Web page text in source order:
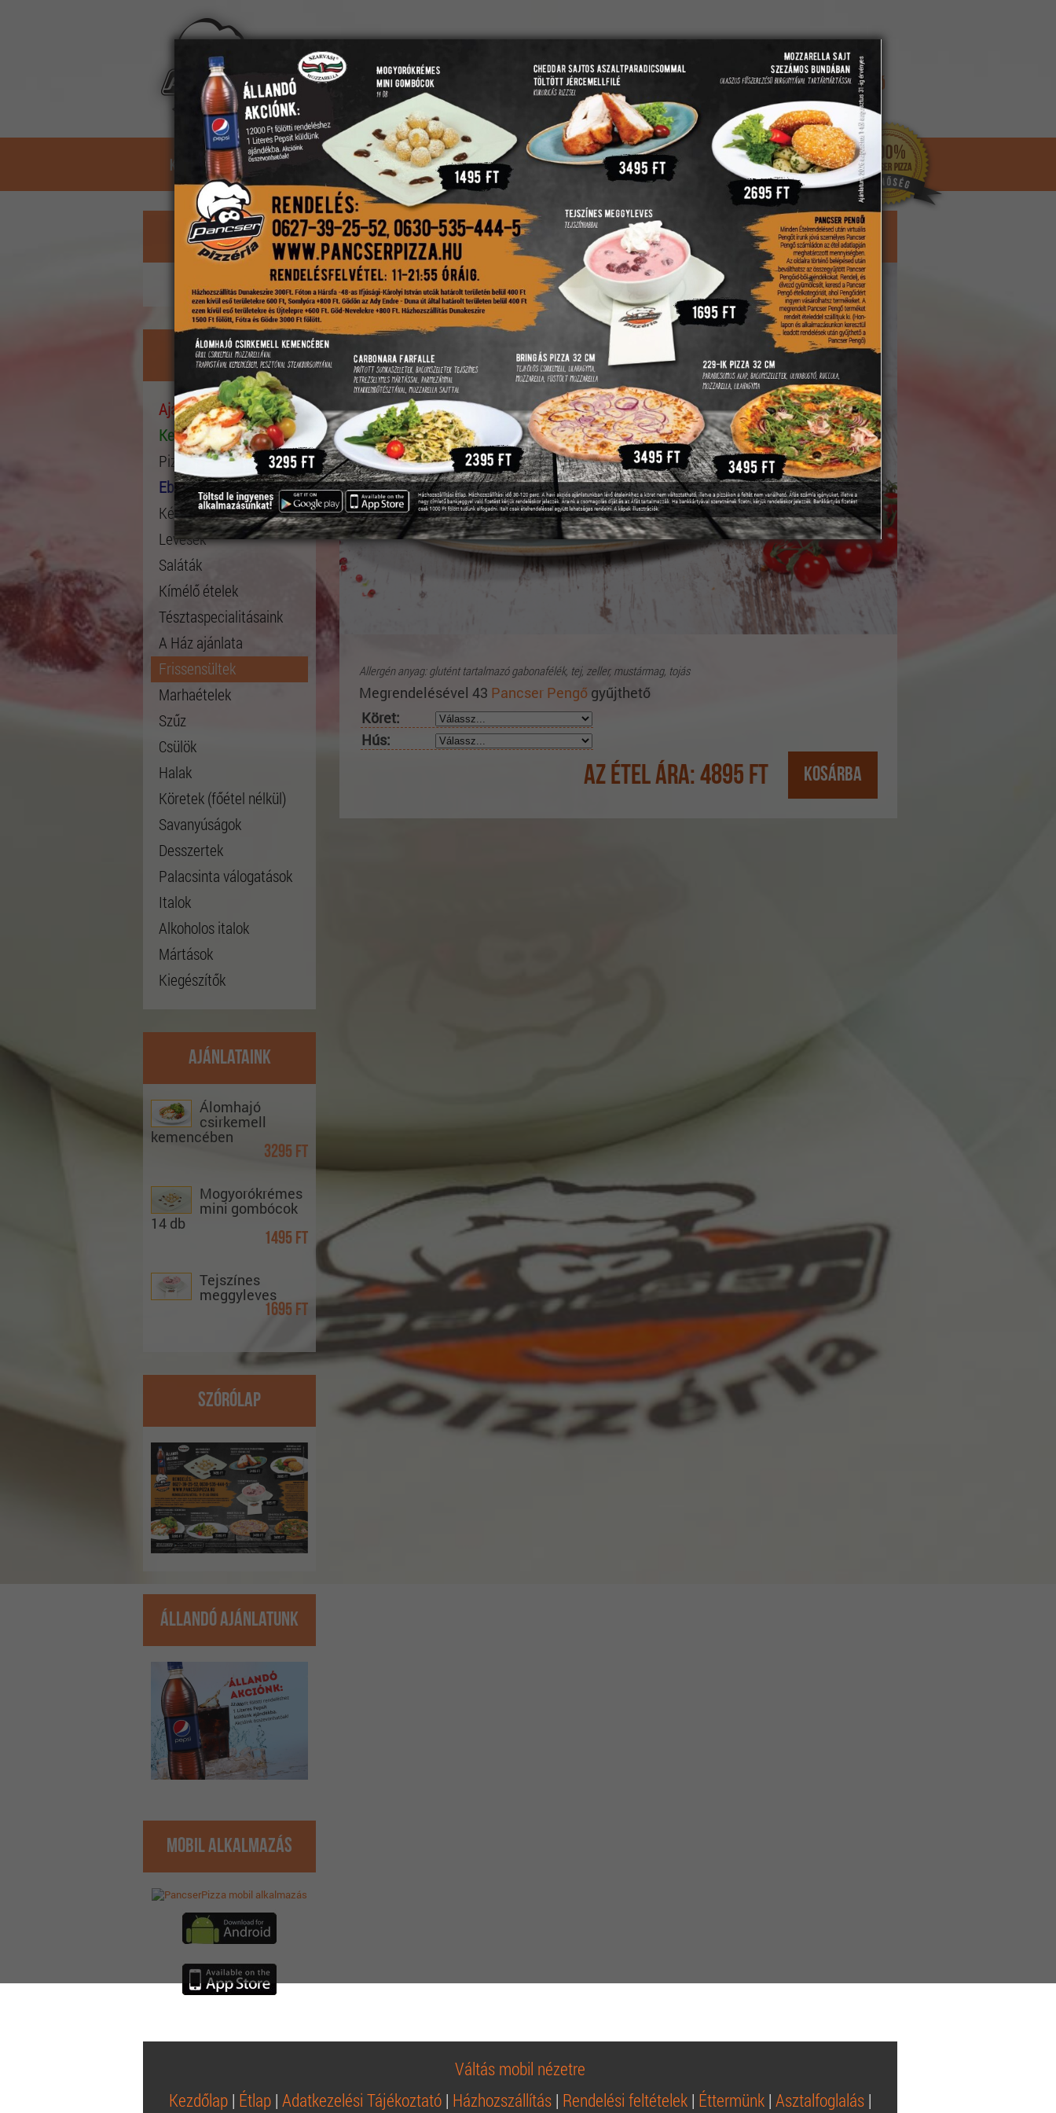
REGISZTRÁCIÓ
ELFELEJTETT JELSZÓ
Kosár:üres (Kosár mutatása
KEZDŐLAP ÉTLAP ASZTALFOGLALÁS ÉTTERMÜNK PANCSER PENGŐ KAPCSOLAT KOSÁR
Kosár
A kosárban nincs étel.
Étlap
Ajánlataink
Kedvelt ételek
Pizza összeállítása
Ebéd menü
Kész Pizza
Levesek
Saláták
Kímélő ételek
Tésztaspecialitásaink
A Ház ajánlata
Frissensültek
Marhaételek
Szűz
Csülök
Halak
Köretek (főétel nélkül)
Savanyúságok
Desszertek
Palacsinta válogatások
Italok
Alkoholos italok
Mártások
Kiegészítők
Ajánlataink
Álomhajó
csirkemell
kemencében
3295 Ft
Mogyorókrémes
mini gombócok
14 db
1495 Ft
Tejszínes
meggyleves
1695 Ft
Szórólap
Állandó ajánlatunk
Mobil Alkalmazás
Füstölt mozzarellával töltött ...szelet - Frissensültek
Allergén anyag: glutént tartalmazó gabonafélék, tej, zeller, mustármag, tojás
Megrendelésével 43 Pancser Pengő gyűjthető
Köret:
Hús:
Az étel ára: 4895 Ft
Váltás mobil nézetre
Kezdőlap | Étlap | Adatkezelési Tájékoztató | Házhozszállítás | Rendelési feltételek | Éttermünk | Asztalfoglalás |